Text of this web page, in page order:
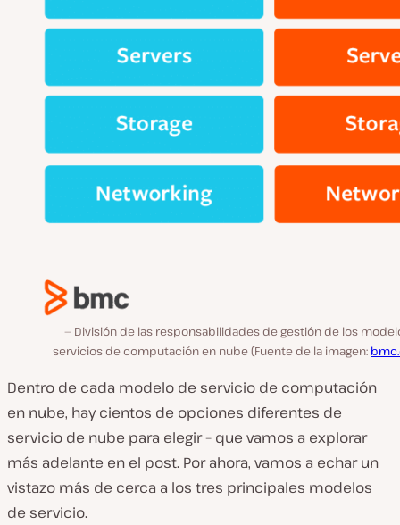
División de las responsabilidades de gestión de los
servicios de computación en nube (Fuente de la imagen:
Dentro de cada modelo de servicio de computación
en nube, hay cientos de opciones diferentes de
servicio de nube para elegir – que vamos a explorar
más adelante en el post. Por ahora, vamos a echar un
vistazo más de cerca a los tres principales modelos
de servicio.